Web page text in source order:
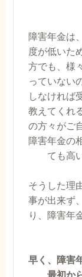
障害年金は
度が低いた
方でも、様
っていない
しなければ
教えてくれ
の方々がご
障害年金の
ても高
そうした理
事が出来ず
り、障害年
早く、障害
最初か